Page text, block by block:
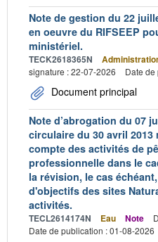
Note de gestion du 22
en oeuvre du RIFSEEP
ministériel.
TECK2618365N
signature : 22-07-2026
Date
Document principal
Note d’abrogation du 07
circulaire du 30 avril 2013
compte des activités de
professionnelle dans le
la révision, le cas
d'objectifs des sites
activités.
TECL2614174N Eau Note
Date de publication : 01-08-2026